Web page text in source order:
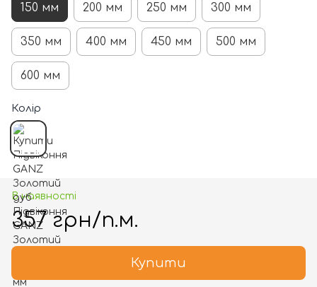
150 мм 200 мм 250 мм 300 мм
350 мм 400 мм 450 мм 500 мм
600 мм
Колір
В наявності
357 грн/п.м.
Купити